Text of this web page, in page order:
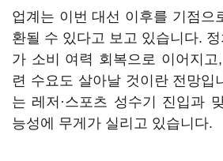
업계는 이번 대선 이후를 기점으
환될 수 있다고 보고 있습니다.
가 소비 여력 회복으로 이어지
련 수요도 살아날 것이란 전망입
는 레저·스포츠 성수기 진입과
능성에 무게가 실리고 있습니다.